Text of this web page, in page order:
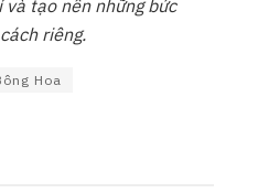
tạo nên những bức
riêng.
Hoa